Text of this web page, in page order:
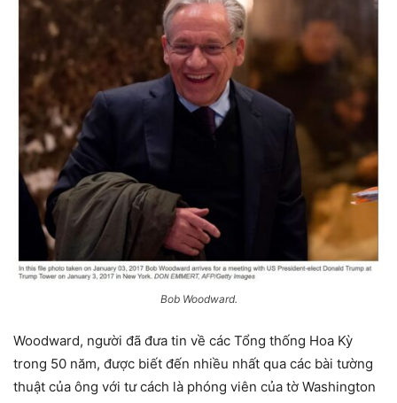
Bob Woodward.
Woodward, người đã đưa tin về các Tổng thống Hoa Kỳ
trong 50 năm, được biết đến nhiều nhất qua các bài tường
thuật của ông với tư cách là phóng viên của tờ Washington